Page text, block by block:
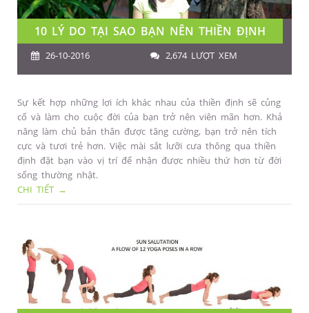
10 LÝ DO TẠI SAO BẠN NÊN THIỀN ĐỊNH
26-10-2016 2,674 LƯỢT XEM
Sự kết hợp những lợi ích khác nhau của thiền định sẽ củng
cố và làm cho cuộc đời của bạn trở nên viên mãn hơn. Khả
năng làm chủ bản thân được tăng cường, bạn trở nên tích
cực và tươi trẻ hơn. Việc mài sắt lưỡi cưa thông qua thiền
định đặt bạn vào vị trí để nhận được nhiều thứ hơn từ đời
sống thường nhật.
CHI TIẾT →